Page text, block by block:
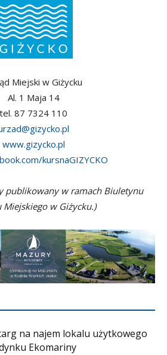
Miejski w Giżycku
Al. 1 Maja 14
tel. 87 7324 110
www.gizycko.pl
kursnaGIZYCKO
publikowany w ramach Biuletynu
Miejskiego w Giżycku.)
na najem lokalu użytkowego
Ekomariny